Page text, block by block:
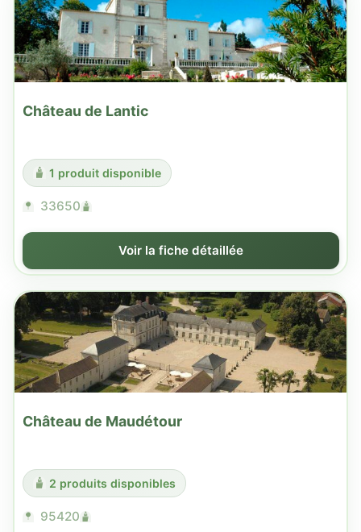
Château de Lantic
1 produit disponible
33650
Voir la fiche détaillée
Château de Maudétour
2 produits disponibles
95420